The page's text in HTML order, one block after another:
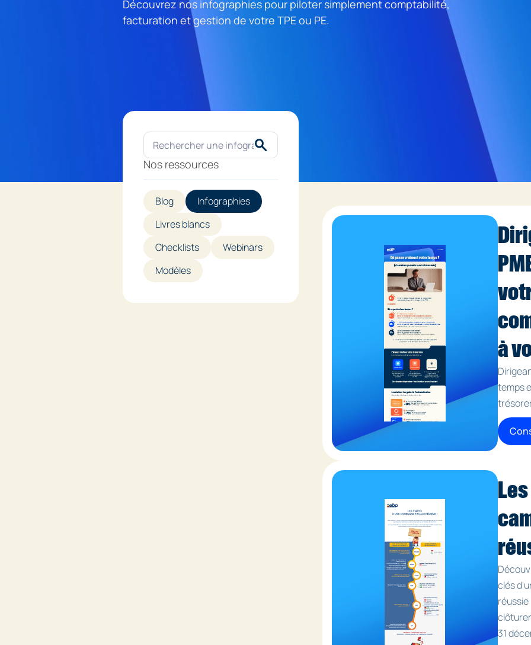
Découvrez nos infographies pour piloter simplement comptabilité,
facturation et gestion de votre TPE ou PE.
Nos ressources
Blog
Infographies
Livres blancs
Checklists
Webinars
Modèles
à
temps
clés
31